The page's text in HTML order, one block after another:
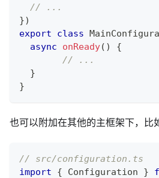
// ...
})
export
class
async
onReady( )
{
// ...
}
}
也可以附加在其他的主框架下，比
// src/configuration.ts
import
{ Configuration }